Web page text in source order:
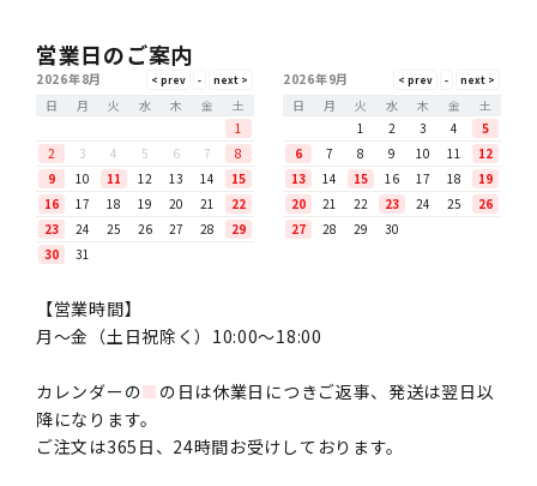
営業日のご案内
2026年8月
日
月 火 水 木 金
土
1
2
3 4 5 6 7
8
9
10 11 12 13 14
15
16
17 18 19 20 21
22
23
24 25 26 27 28
29
30
31
2026年9月
日
月 火 水 木 金
土
1
2 3 4
5
6
7 8 9 10 11
12
13
14 15 16 17 18
19
20
21 22 23 24 25
26
27
28 29 30
【営業時間】
月〜金（土日祝除く）10:00～18:00
カレンダーの■ の日は休業日につきご返事、発送は翌日以
降になります。
ご注文は365日、24時間お受けしております。